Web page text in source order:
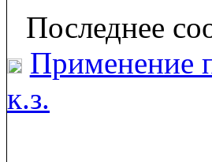
Последнее
Применение
к.з.